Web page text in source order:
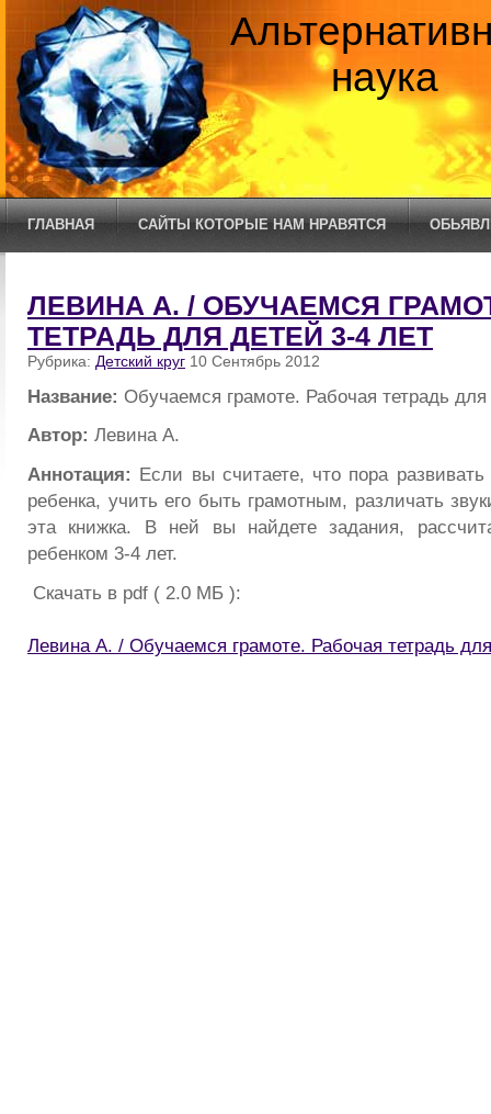
наука
ГЛАВНАЯ САЙТЫ КОТОРЫЕ НАМ НРАВЯТСЯ
ЛЕВИНА А. / ОБУЧАЕМСЯ
ТЕТРАДЬ ДЛЯ ДЕТЕЙ 3-4 ЛЕТ
Рубрика: Детский круг 10 Сентябрь 2012
Название: Обучаемся грамоте. Рабочая тетрадь для
Автор: Левина А.
Аннотация: Если вы считаете, что пора
ребенка, учить его быть грамотным, различать
эта книжка. В ней вы найдете задания,
ребенком 3-4 лет.
Скачать в pdf ( 2.0 МБ ):
Левина А. / Обучаемся грамоте. Рабочая тетрадь